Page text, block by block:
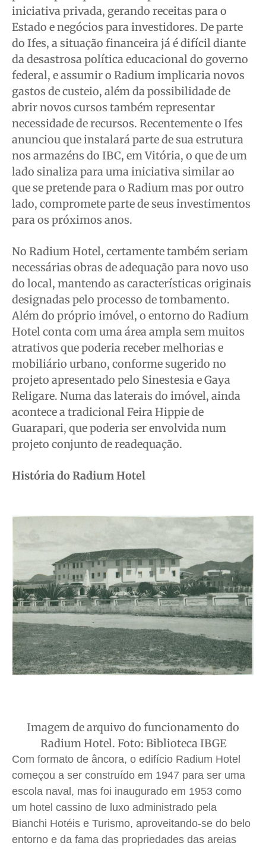
iniciativa privada, gerando receitas para o
Estado e negócios para investidores. De parte
do Ifes, a situação financeira já é difícil diante
da desastrosa política educacional do governo
federal, e assumir o Radium implicaria novos
gastos de custeio, além da possibilidade de
abrir novos cursos também representar
necessidade de recursos. Recentemente o Ifes
anunciou que instalará parte de sua estrutura
nos armazéns do IBC, em Vitória, o que de um
lado sinaliza para uma iniciativa similar ao
que se pretende para o Radium mas por outro
lado, compromete parte de seus investimentos
para os próximos anos.
No Radium Hotel, certamente também seriam
necessárias obras de adequação para novo uso
do local, mantendo as características originais
designadas pelo processo de tombamento.
Além do próprio imóvel, o entorno do Radium
Hotel conta com uma área ampla sem muitos
atrativos que poderia receber melhorias e
mobiliário urbano, conforme sugerido no
projeto apresentado pelo Sinestesia e Gaya
Religare. Numa das laterais do imóvel, ainda
acontece a tradicional Feira Hippie de
Guarapari, que poderia ser envolvida num
projeto conjunto de readequação.
História do Radium Hotel
Imagem de arquivo do funcionamento do
Radium Hotel. Foto: Biblioteca IBGE
Com formato de âncora, o edifício Radium Hotel
começou a ser construído em 1947 para ser uma
escola naval, mas foi inaugurado em 1953 como
um hotel cassino de luxo administrado pela
Bianchi Hotéis e Turismo, aproveitando-se do belo
entorno e da fama das propriedades das areias